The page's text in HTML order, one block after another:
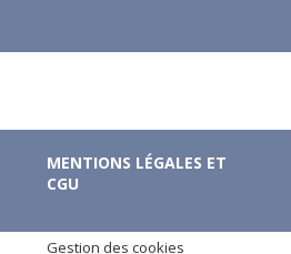
MENTIONS LÉGALES ET
CGU
Gestion des cookies